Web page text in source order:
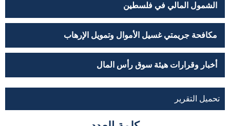
الشمول المالي في فلسطين
مكافحة جريمتي غسيل الأموال وتمويل الإرهاب
أخبار وقرارات هيئة سوق رأس المال
تحميل التقرير